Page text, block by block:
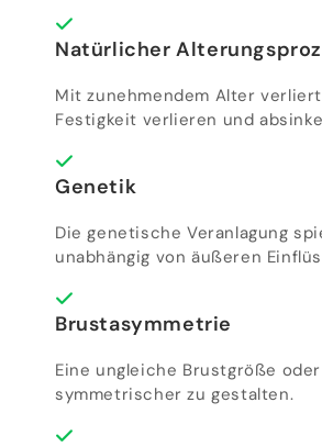
Natürlicher
Mit zunehmendem Alter
Festigkeit verlieren und
Genetik
Die genetische Veranlagung
unabhängig von äußeren
Brustasymmetrie
Eine ungleiche Brustgröße
symmetrischer zu gestalten.